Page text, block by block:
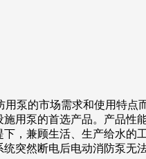
泵的市场需求和使用特
用泵的首选产品。产品
，兼顾生活、生产给水的
突然断电后电动消防泵无